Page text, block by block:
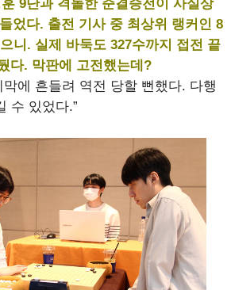
9단과 격돌한 준결승전이 사실상
었다. 출전 기사 중 최상위 랭커인 8
니. 실제 바둑도 327수까지 접전 끝
다. 막판에 고전했는데?
막에 흔들려 역전 당할 뻔했다. 다행
수 있었다.”